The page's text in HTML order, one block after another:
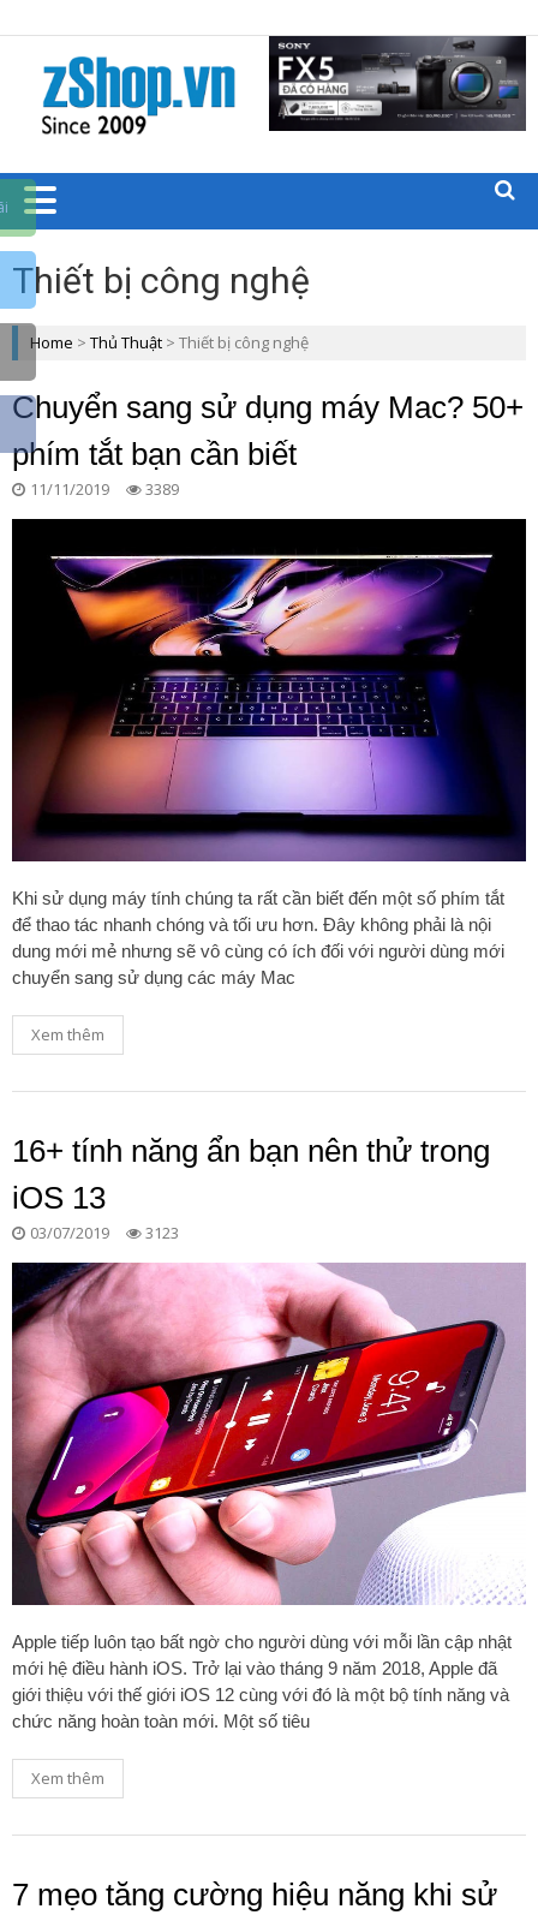
BLOGS CÁC
SẢN PHẨM
CÔNG
ZSHOP.VN
Thiết bị công nghệ
Home > Thủ Thuật > Thiết bị công nghệ
Chuyển sang sử dụng máy Mac? 50+
phím tắt bạn cần biết
11/11/2019 3389
Khi sử dụng máy tính chúng ta rất cần biết đến một số phím tắt
để thao tác nhanh chóng và tối ưu hơn. Đây không phải là nội
dung mới mẻ nhưng sẽ vô cùng có ích đối với người dùng mới
chuyển sang sử dụng các máy Mac
Xem thêm
16+ tính năng ẩn bạn nên thử trong
iOS 13
03/07/2019 3123
Apple tiếp luôn tạo bất ngờ cho người dùng với mỗi lần cập nhật
mới hệ điều hành iOS. Trở lại vào tháng 9 năm 2018, Apple đã
giới thiệu với thế giới iOS 12 cùng với đó là một bộ tính năng và
chức năng hoàn toàn mới. Một số tiêu
Xem thêm
7 mẹo tăng cường hiệu năng khi sử